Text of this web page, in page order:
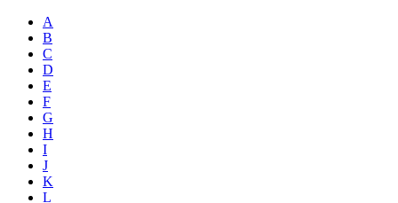
A
B
C
D
E
F
G
H
I
J
K
L